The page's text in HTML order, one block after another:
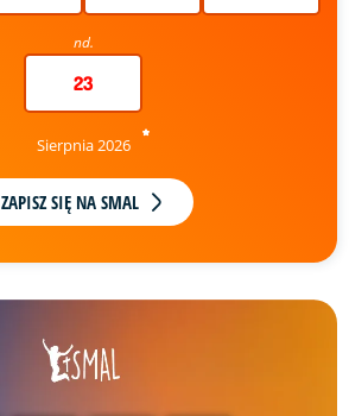
nd.
23
Sierpnia 2026
ZAPISZ SIĘ NA SMAL